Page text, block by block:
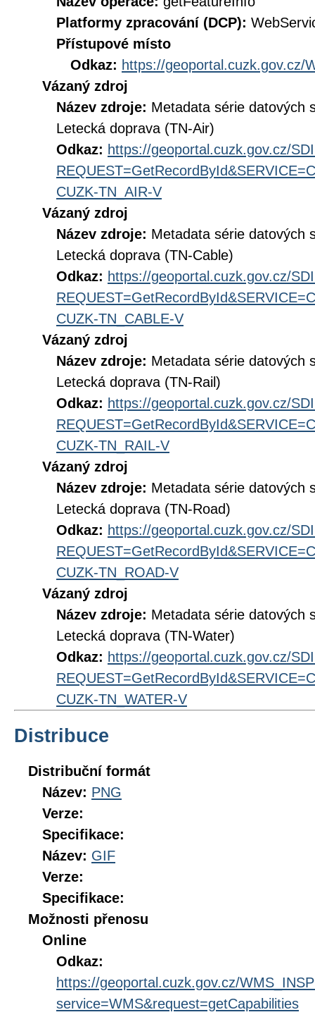
Platformy zpracování (DCP):
Přístupové místo
Odkaz: https://geoportal.cuzk.gov.cz/
Vázaný zdroj
Název zdroje: Metadata série datových
Letecká doprava (TN-Air)
Odkaz: https://geoportal.cuzk.gov.cz/
CUZK-TN_AIR-V
Vázaný zdroj
Název zdroje: Metadata série datových
Letecká doprava (TN-Cable)
Odkaz: https://geoportal.cuzk.gov.cz/
CUZK-TN_CABLE-V
Vázaný zdroj
Název zdroje: Metadata série datových
Letecká doprava (TN-Rail)
Odkaz: https://geoportal.cuzk.gov.cz/
CUZK-TN_RAIL-V
Vázaný zdroj
Název zdroje: Metadata série datových
Letecká doprava (TN-Road)
Odkaz: https://geoportal.cuzk.gov.cz/
CUZK-TN_ROAD-V
Vázaný zdroj
Název zdroje: Metadata série datových
Letecká doprava (TN-Water)
Odkaz: https://geoportal.cuzk.gov.cz/
CUZK-TN_WATER-V
Distribuce
Distribuční formát
Název: PNG
Verze:
Specifikace:
Název: GIF
Verze:
Specifikace:
Možnosti přenosu
Online
Odkaz:
https://geoportal.cuzk.gov.cz/
service=WMS&request=getCapabilities